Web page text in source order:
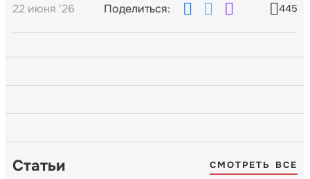
22 июня '26 Поделиться: 445
Статьи СМОТРЕТЬ ВСЕ